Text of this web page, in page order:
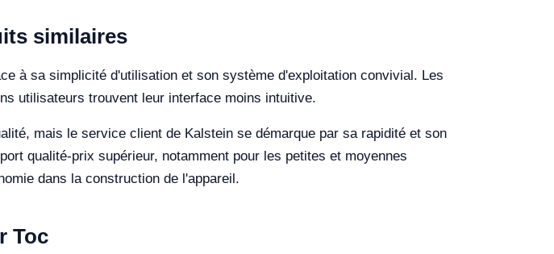
similaires
à sa simplicité d'utilisation et son système d'exploitation convivial. Les
utilisateurs trouvent leur interface moins intuitive.
mais le service client de Kalstein se démarque par sa rapidité et son
qualité-prix supérieur, notamment pour les petites et moyennes
dans la construction de l'appareil.
Toc